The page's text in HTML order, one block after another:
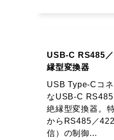
USB-C RS485
縁型変換器
USB Type-Cコ
なUSB-C RS485
絶縁型変換器。
からRS485／
信）の制御...